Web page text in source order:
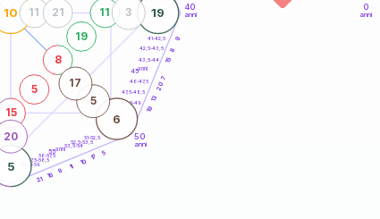
40
anni
50
anni
41-42,5
42,5-43,5
43,5-44
46-47,5
47,5-48,5
48,5-49
51-52,5
52,5-53,5
53,5-54
56-57,5
57,5-58,5
58,5-59
9
8
15
7
20
13
19
5
17
10
11
9
16
21
19
5
10
6
15
5
8
19
11 3
20
11 21
5
17
45anni
55anni
0
anni